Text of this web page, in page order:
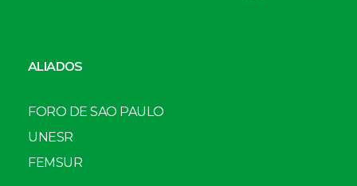
ALIADOS
FORO DE SAO PAULO
UNESR
FEMSUR